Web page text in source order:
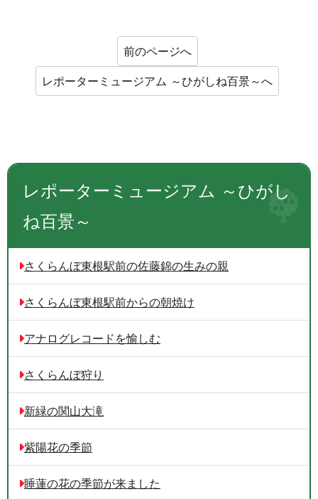
前のページへ
レポーターミュージアム ～ひがしね百景～へ
レポーターミュージアム ～ひがし
ね百景～
さくらんぼ東根駅前の佐藤錦の生みの親
さくらんぼ東根駅前からの朝焼け
アナログレコードを愉しむ
さくらんぼ狩り
新緑の関山大滝
紫陽花の季節
睡蓮の花の季節が来ました